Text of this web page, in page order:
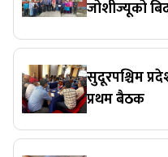
जोशीज्यूको
सुदूरपश्चिम
प्रथम बैठक